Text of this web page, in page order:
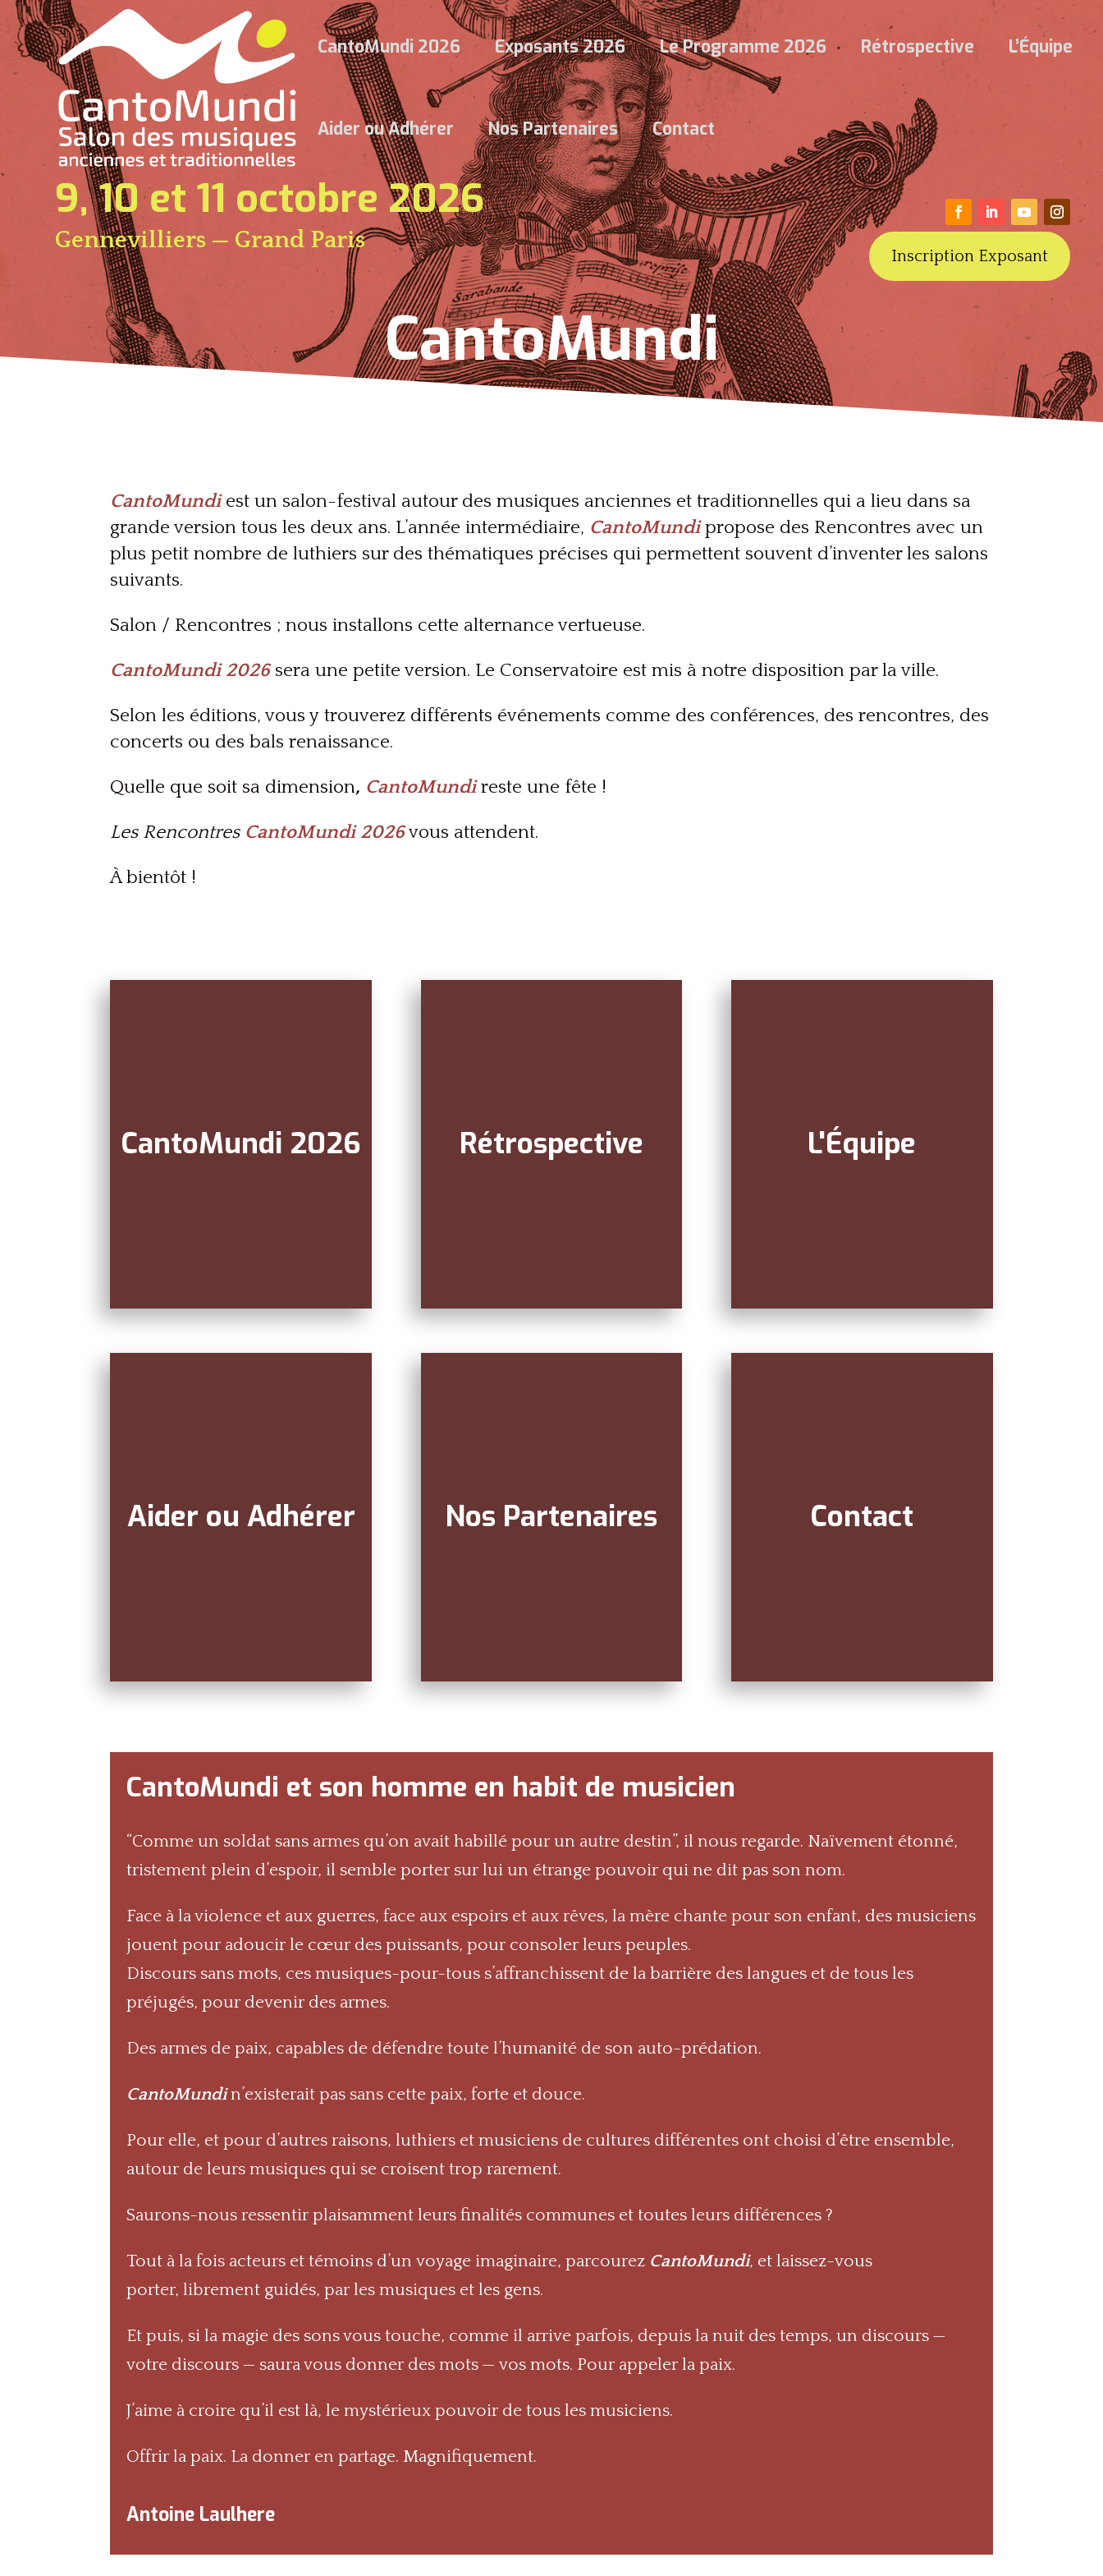
CantoMundi 2026 Exposants 2026 Le Programme 2026 Rétrospective L’Équipe
Aider ou Adhérer Nos Partenaires Contact
9, 10 et 11 octobre 2026
Gennevilliers — Grand Paris
Inscription Exposant
CantoMundi
CantoMundiest un salon-festival autour des musiques anciennes et traditionnelles qui a lieu dans sa
grande version tous les deux ans. L’année intermédiaire, CantoMundipropose des Rencontres avec un
plus petit nombre de luthiers sur des thématiques précises qui permettent souvent d’inventer les salons
suivants.
Salon / Rencontres ; nous installons cette alternance vertueuse.
CantoMundi 2026sera une petite version. Le Conservatoire est mis à notre disposition par la ville.
Selon les éditions, vous y trouverez différents événements comme des conférences, des rencontres, des
concerts ou des bals renaissance.
Quelle que soit sa dimension, CantoMundireste une fête !
Les RencontresCantoMundi 2026vous attendent.
À bientôt !
CantoMundi 2026 Rétrospective L'Équipe
Aider ou Adhérer Nos Partenaires Contact
CantoMundi et son homme en habit de musicien
“Comme un soldat sans armes qu’on avait habillé pour un autre destin”, il nous regarde. Naïvement étonné,
tristement plein d’espoir, il semble porter sur lui un étrange pouvoir qui ne dit pas son nom.
Face à la violence et aux guerres, face aux espoirs et aux rêves, la mère chante pour son enfant, des musiciens
jouent pour adoucir le cœur des puissants, pour consoler leurs peuples.
Discours sans mots, ces musiques-pour-tous s’affranchissent de la barrière des langues et de tous les
préjugés, pour devenir des armes.
Des armes de paix, capables de défendre toute l’humanité de son auto-prédation.
CantoMundin’existerait pas sans cette paix, forte et douce.
Pour elle, et pour d’autres raisons, luthiers et musiciens de cultures différentes ont choisi d’être ensemble,
autour de leurs musiques qui se croisent trop rarement.
Saurons-nous ressentir plaisamment leurs finalités communes et toutes leurs différences ?
Tout à la fois acteurs et témoins d’un voyage imaginaire, parcourez CantoMundi, et laissez-vous
porter, librement guidés, par les musiques et les gens.
Et puis, si la magie des sons vous touche, comme il arrive parfois, depuis la nuit des temps, un discours —
votre discours — saura vous donner des mots — vos mots. Pour appeler la paix.
J’aime à croire qu’il est là, le mystérieux pouvoir de tous les musiciens.
Offrir la paix. La donner en partage. Magnifiquement.
Antoine Laulhere